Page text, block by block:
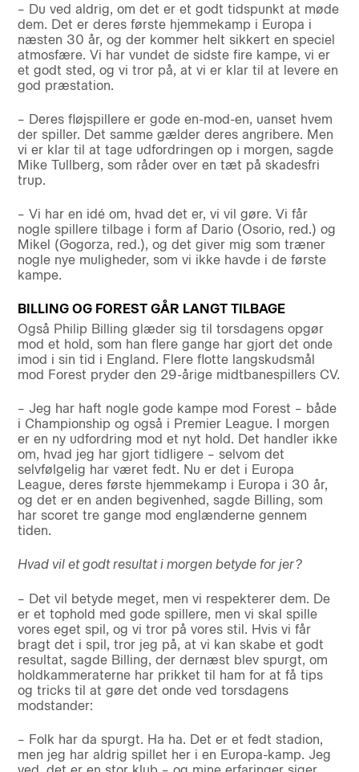
– Du ved aldrig, om det er et godt tidspunkt at møde
dem. Det er deres første hjemmekamp i Europa i
næsten 30 år, og der kommer helt sikkert en speciel
atmosfære. Vi har vundet de sidste fire kampe, vi er
et godt sted, og vi tror på, at vi er klar til at levere en
god præstation.
– Deres fløjspillere er gode en-mod-en, uanset hvem
der spiller. Det samme gælder deres angribere. Men
vi er klar til at tage udfordringen op i morgen, sagde
Mike Tullberg, som råder over en tæt på skadesfri
trup.
– Vi har en idé om, hvad det er, vi vil gøre. Vi får
nogle spillere tilbage i form af Dario (Osorio, red.) og
Mikel (Gogorza, red.), og det giver mig som træner
nogle nye muligheder, som vi ikke havde i de første
kampe.
BILLING OG FOREST GÅR LANGT TILBAGE
Også Philip Billing glæder sig til torsdagens opgør
mod et hold, som han flere gange har gjort det onde
imod i sin tid i England. Flere flotte langskudsmål
mod Forest pryder den 29-årige midtbanespillers CV.
– Jeg har haft nogle gode kampe mod Forest – både
i Championship og også i Premier League. I morgen
er en ny udfordring mod et nyt hold. Det handler ikke
om, hvad jeg har gjort tidligere – selvom det
selvfølgelig har været fedt. Nu er det i Europa
League, deres første hjemmekamp i Europa i 30 år,
og det er en anden begivenhed, sagde Billing, som
har scoret tre gange mod englænderne gennem
tiden.
Hvad vil et godt resultat i morgen betyde for jer?
– Det vil betyde meget, men vi respekterer dem. De
er et tophold med gode spillere, men vi skal spille
vores eget spil, og vi tror på vores stil. Hvis vi får
bragt det i spil, tror jeg på, at vi kan skabe et godt
resultat, sagde Billing, der dernæst blev spurgt, om
holdkammeraterne har prikket til ham for at få tips
og tricks til at gøre det onde ved torsdagens
modstander:
– Folk har da spurgt. Ha ha. Det er et fedt stadion,
men jeg har aldrig spillet her i en Europa-kamp. Jeg